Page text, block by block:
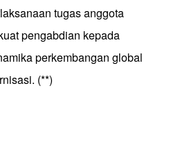
tugas anggota
pengabdian kepada
perkembangan global
(**)